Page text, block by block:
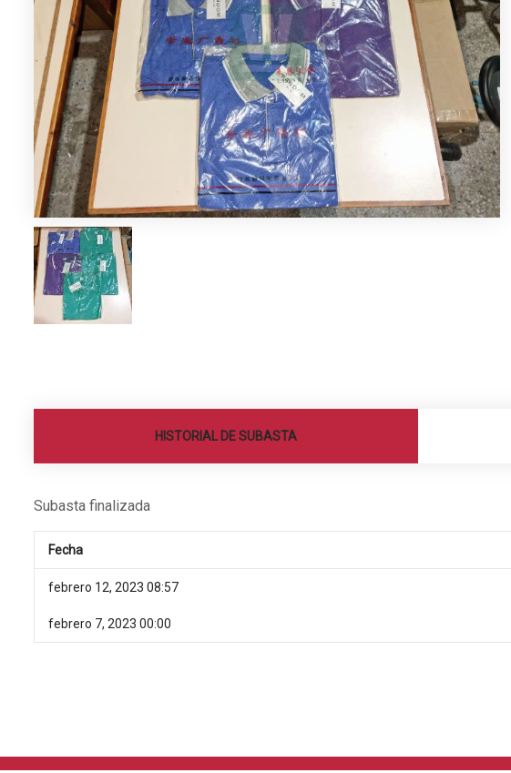
HISTORIAL DE SUBASTA
Subasta finalizada
Fecha
febrero 12, 2023 08:57
febrero 7, 2023 00:00